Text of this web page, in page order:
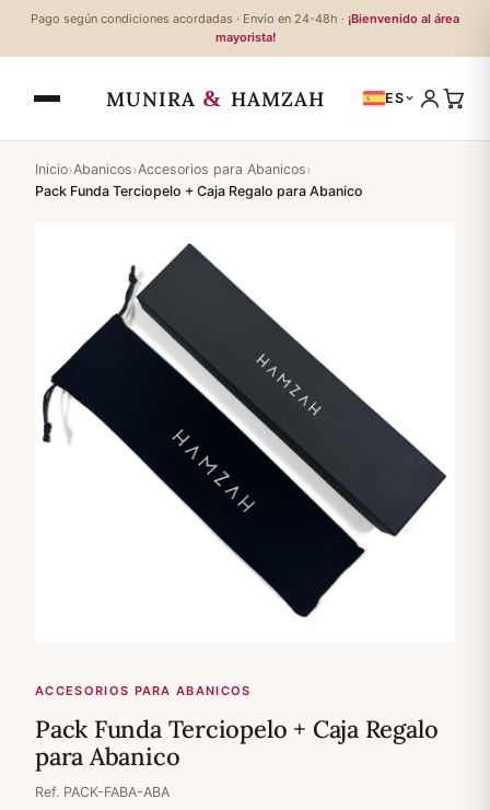
Pago según condiciones acordadas · Envío en 24-48h · ¡Bienvenido al área
mayorista!
MUNIRA & HAMZAH ES
Inicio›Abanicos›Accesorios para Abanicos›
Pack Funda Terciopelo + Caja Regalo para Abanico
ACCESORIOS PARA ABANICOS
Pack Funda Terciopelo + Caja Regalo
para Abanico
Ref. PACK-FABA-ABA